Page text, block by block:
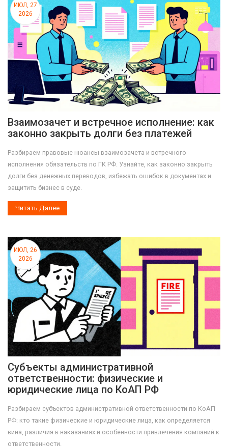
ИЮЛ, 27
2026
Взаимозачет и встречное исполнение: как
законно закрыть долги без платежей
Разбираем правовые нюансы взаимозачета и встречного
исполнения обязательств по ГК РФ. Узнайте, как законно закрыть
долги без денежных переводов, избежать ошибок в документах и
защитить бизнес в суде.
Читать Далее
ИЮЛ, 26
2026
Субъекты административной
ответственности: физические и
юридические лица по КоАП РФ
Разбираем субъектов административной ответственности по КоАП
РФ: кто такие физические и юридические лица, как определяется
вина, различия в наказаниях и особенности привлечения компаний к
ответственности.